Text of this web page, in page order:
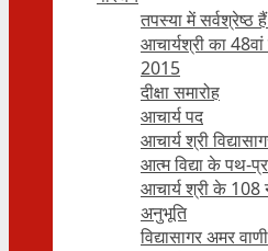
तपस्या में सर्वश्रेष्ठ
आचार्यश्री का
2015
दीक्षा समारोह
आचार्य पद
आचार्य श्री
आत्म विद्या के पथ-
आचार्य श्री के 108
अनुभूति
विद्यासागर अमर वाणी